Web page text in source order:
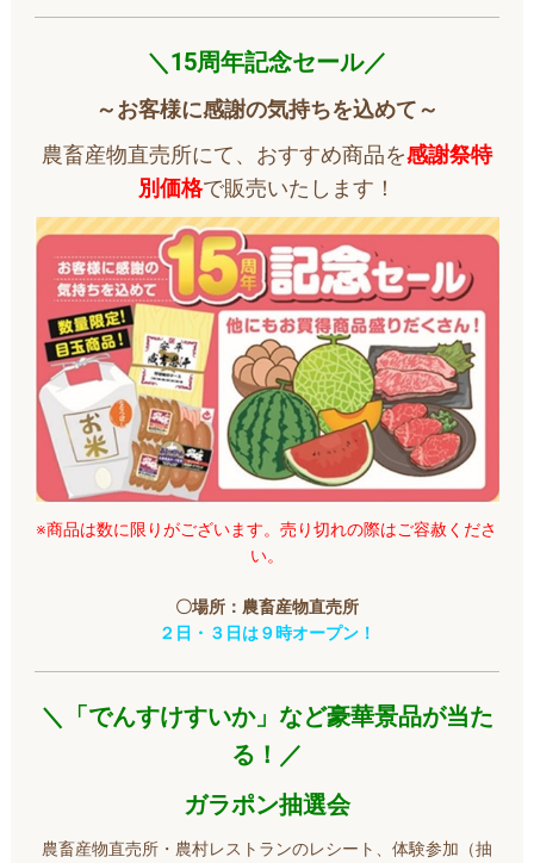
＼15周年記念セール／
～お客様に感謝の気持ちを込めて～
農畜産物直売所にて、おすすめ商品を感謝祭特
別価格で販売いたします！
※商品は数に限りがございます。売り切れの際はご容赦くださ
い。
〇場所：農畜産物直売所
２日・３日は９時オープン！
＼「でんすけすいか」など豪華景品が当た
る！／
ガラポン抽選会
農畜産物直売所・農村レストランのレシート、体験参加（抽